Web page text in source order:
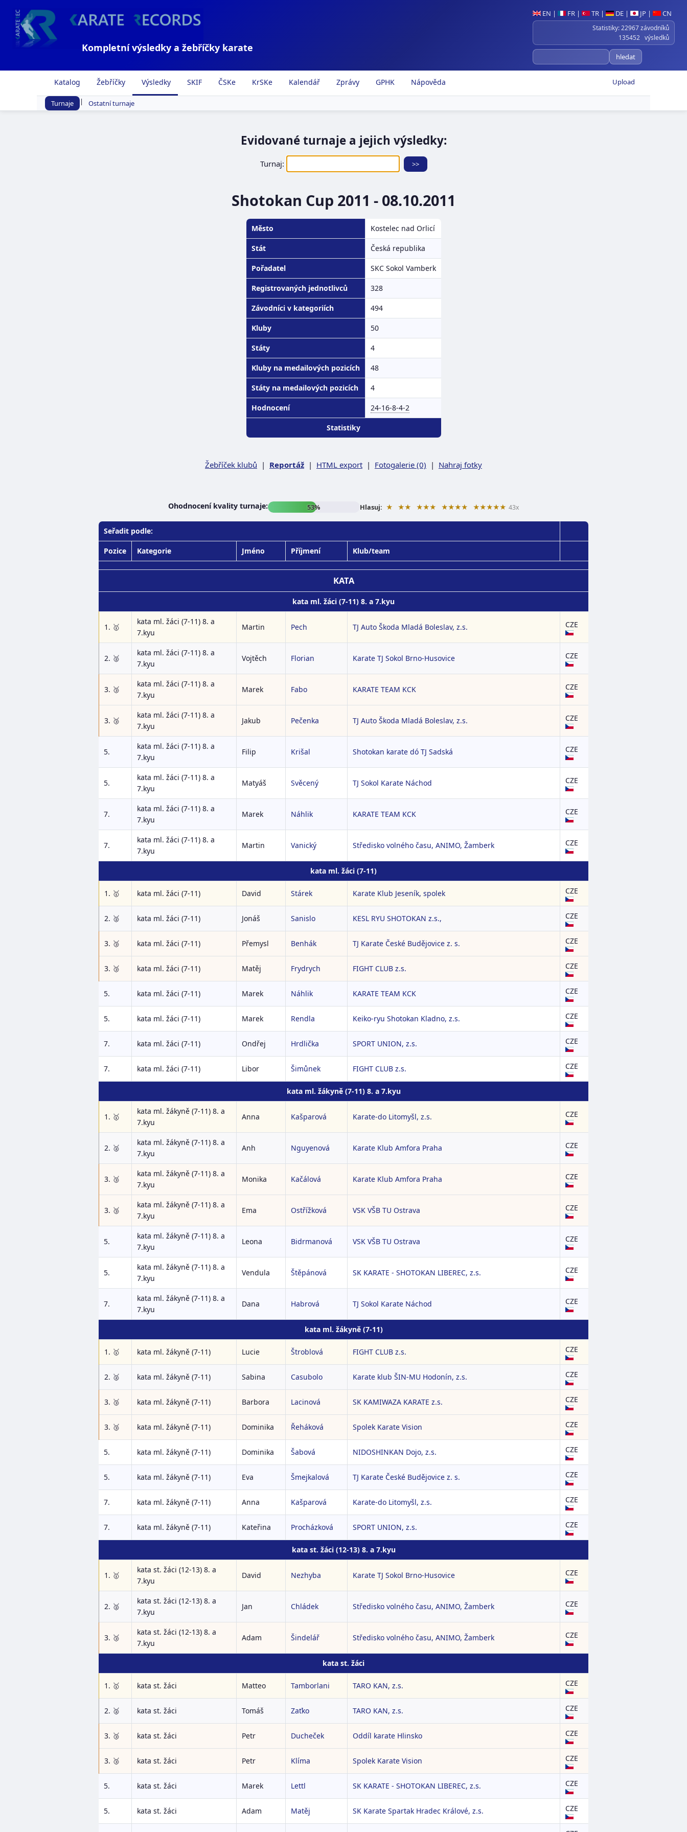
EN | FR | TR | DE | JP | CN
Statistiky: 22967 závodníků
135452 výsledků
Kompletní výsledky a žebříčky karate
Upload
Katalog Žebříčky Výsledky SKIF ČSKe KrSKe Kalendář Zprávy GPHK Nápověda
Turnaje | Ostatní turnaje
Evidované turnaje a jejich výsledky:
Turnaj:
Shotokan Cup 2011 - 08.10.2011
Město Kostelec nad Orlicí
Stát Česká republika
Pořadatel SKC Sokol Vamberk
Registrovaných jednotlivců 328
Závodníci v kategoriích 494
Kluby 50
Státy 4
Kluby na medailových pozicích 48
Státy na medailových pozicích 4
Hodnocení 24-16-8-4-2
Statistiky
Žebříček klubů | Reportáž | HTML export | Fotogalerie (0) | Nahraj fotky
Ohodnocení kvality turnaje: 53% Hlasuj: ★ ★★ ★★★ ★★★★ ★★★★★ 43x
Seřadit podle:
Pozice Kategorie Jméno Příjmení Klub/team
KATA
kata ml. žáci (7-11) 8. a 7.kyu
1. 🥇
kata ml. žáci (7-11) 8. a
7.kyu
Martin Pech TJ Auto Škoda Mladá Boleslav, z.s. CZE
2. 🥈
kata ml. žáci (7-11) 8. a
7.kyu
Vojtěch Florian Karate TJ Sokol Brno-Husovice CZE
3. 🥉
kata ml. žáci (7-11) 8. a
7.kyu
Marek Fabo KARATE TEAM KCK CZE
3. 🥉
kata ml. žáci (7-11) 8. a
7.kyu
Jakub Pečenka TJ Auto Škoda Mladá Boleslav, z.s. CZE
5.
kata ml. žáci (7-11) 8. a
7.kyu
Filip Krišal Shotokan karate dó TJ Sadská CZE
5.
kata ml. žáci (7-11) 8. a
7.kyu
Matyáš Svěcený TJ Sokol Karate Náchod CZE
7.
kata ml. žáci (7-11) 8. a
7.kyu
Marek Náhlik KARATE TEAM KCK CZE
7.
kata ml. žáci (7-11) 8. a
7.kyu
Martin Vanický Středisko volného času, ANIMO, Žamberk CZE
kata ml. žáci (7-11)
1. 🥇 kata ml. žáci (7-11) David Stárek Karate Klub Jeseník, spolek CZE
2. 🥈 kata ml. žáci (7-11) Jonáš Sanislo KESL RYU SHOTOKAN z.s., CZE
3. 🥉 kata ml. žáci (7-11) Přemysl Benhák TJ Karate České Budějovice z. s. CZE
3. 🥉 kata ml. žáci (7-11) Matěj Frydrych FIGHT CLUB z.s. CZE
5. kata ml. žáci (7-11) Marek Náhlik KARATE TEAM KCK CZE
5. kata ml. žáci (7-11) Marek Rendla Keiko-ryu Shotokan Kladno, z.s. CZE
7. kata ml. žáci (7-11) Ondřej Hrdlička SPORT UNION, z.s. CZE
7. kata ml. žáci (7-11) Libor Šimůnek FIGHT CLUB z.s. CZE
kata ml. žákyně (7-11) 8. a 7.kyu
1. 🥇
kata ml. žákyně (7-11) 8. a
7.kyu
Anna Kašparová Karate-do Litomyšl, z.s. CZE
2. 🥈
kata ml. žákyně (7-11) 8. a
7.kyu
Anh Nguyenová Karate Klub Amfora Praha CZE
3. 🥉
kata ml. žákyně (7-11) 8. a
7.kyu
Monika Kačálová Karate Klub Amfora Praha CZE
3. 🥉
kata ml. žákyně (7-11) 8. a
7.kyu
Ema Ostřížková VSK VŠB TU Ostrava CZE
5.
kata ml. žákyně (7-11) 8. a
7.kyu
Leona Bidrmanová VSK VŠB TU Ostrava CZE
5.
kata ml. žákyně (7-11) 8. a
7.kyu
Vendula Štěpánová SK KARATE - SHOTOKAN LIBEREC, z.s. CZE
7.
kata ml. žákyně (7-11) 8. a
7.kyu
Dana Habrová TJ Sokol Karate Náchod CZE
kata ml. žákyně (7-11)
1. 🥇 kata ml. žákyně (7-11) Lucie Štroblová FIGHT CLUB z.s. CZE
2. 🥈 kata ml. žákyně (7-11) Sabina Casubolo Karate klub ŠIN-MU Hodonín, z.s. CZE
3. 🥉 kata ml. žákyně (7-11) Barbora Lacinová SK KAMIWAZA KARATE z.s. CZE
3. 🥉 kata ml. žákyně (7-11) Dominika Řeháková Spolek Karate Vision CZE
5. kata ml. žákyně (7-11) Dominika Šabová NIDOSHINKAN Dojo, z.s. CZE
5. kata ml. žákyně (7-11) Eva Šmejkalová TJ Karate České Budějovice z. s. CZE
7. kata ml. žákyně (7-11) Anna Kašparová Karate-do Litomyšl, z.s. CZE
7. kata ml. žákyně (7-11) Kateřina Procházková SPORT UNION, z.s. CZE
kata st. žáci (12-13) 8. a 7.kyu
1. 🥇
kata st. žáci (12-13) 8. a
7.kyu
David Nezhyba Karate TJ Sokol Brno-Husovice CZE
2. 🥈
kata st. žáci (12-13) 8. a
7.kyu
Jan Chládek Středisko volného času, ANIMO, Žamberk CZE
3. 🥉
kata st. žáci (12-13) 8. a
7.kyu
Adam Šindelář Středisko volného času, ANIMO, Žamberk CZE
kata st. žáci
1. 🥇 kata st. žáci Matteo Tamborlani TARO KAN, z.s. CZE
2. 🥈 kata st. žáci Tomáš Zaťko TARO KAN, z.s. CZE
3. 🥉 kata st. žáci Petr Ducheček Oddíl karate Hlinsko CZE
3. 🥉 kata st. žáci Petr Klíma Spolek Karate Vision CZE
5. kata st. žáci Marek Lettl SK KARATE - SHOTOKAN LIBEREC, z.s. CZE
5. kata st. žáci Adam Matěj SK Karate Spartak Hradec Králové, z.s. CZE